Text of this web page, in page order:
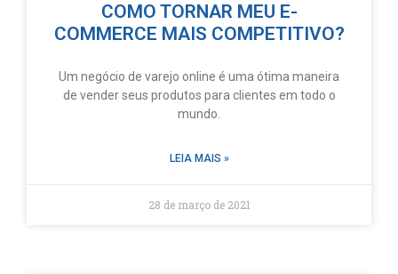
COMO TORNAR MEU E-
COMMERCE MAIS COMPETITIVO?
Um negócio de varejo online é uma ótima maneira
de vender seus produtos para clientes em todo o
mundo.
LEIA MAIS »
28 de março de 2021